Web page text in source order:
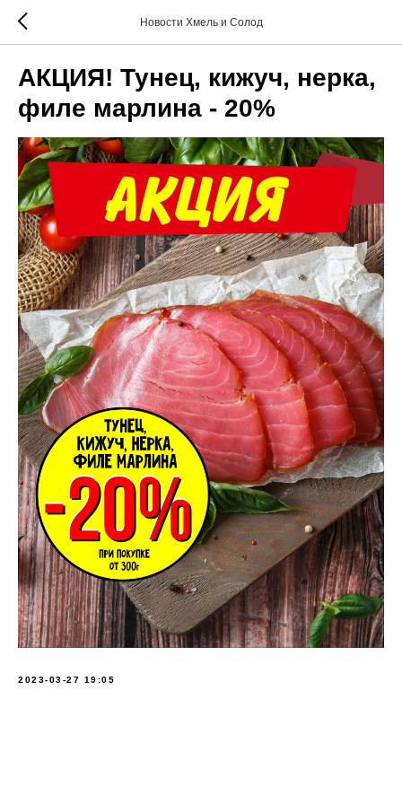
Новости Хмель и Солод
АКЦИЯ! Тунец, кижуч, нерка,
филе марлина - 20%
2023-03-27 19:05